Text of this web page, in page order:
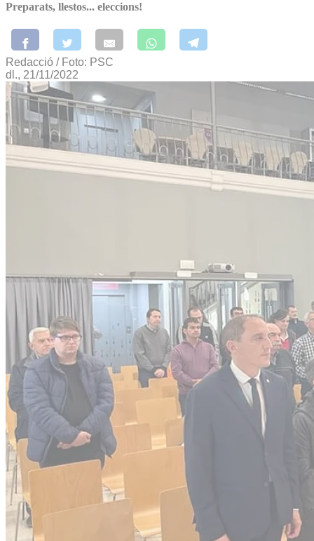
Preparats, llestos... eleccions!
Redacció / Foto: PSC
dl., 21/11/2022